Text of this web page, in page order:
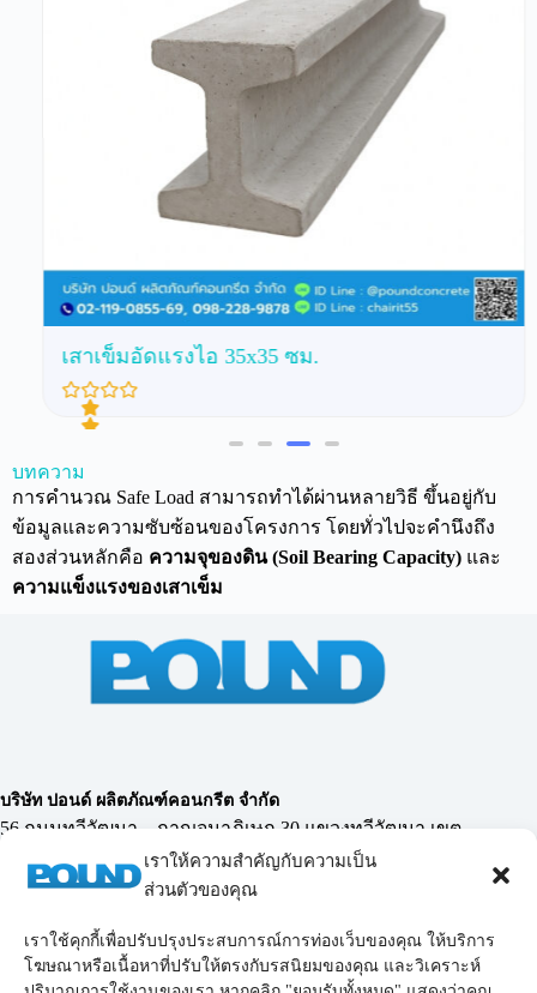
เราให้ความสำคัญกับความเป็น
ส่วนตัวของคุณ
เราใช้คุกกี้เพื่อปรับปรุงประสบการณ์การท่องเว็บของคุณ ให้บริการ
โฆษณาหรือเนื้อหาที่ปรับให้ตรงกับรสนิยมของคุณ และวิเคราะห์
เสาเข็มอัดแรงไอ 35x35 ซม.
R
t
d
0
o
บทความ
การคำนวณ Safe Load สามารถทำได้ผ่านหลายวิธี ขึ้นอยู่กับ
ข้อมูลและความซับซ้อนของโครงการ โดยทั่วไปจะคำนึงถึง
สองส่วนหลักคือ ความจุของดิน (Soil Bearing Capacity) และ
ความแข็งแรงของเสาเข็ม
บริษัท ปอนด์ ผลิตภัณฑ์คอนกรีต จำกัด
56 ถนนทวีวัฒนา – กาญจนาภิเษก 30 แขวงทวีวัฒนา เขต
ทวีวัฒนา กรุงเทพฯ 10170
โทรศัพท์ :02-119-0855-69, 098-228-9878
Email :poundconcrete_2006@yahoo.co.th
poundconcrete_2006@hotmail.com